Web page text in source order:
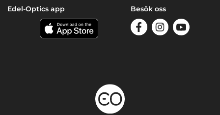
Edel-Optics app Besök oss